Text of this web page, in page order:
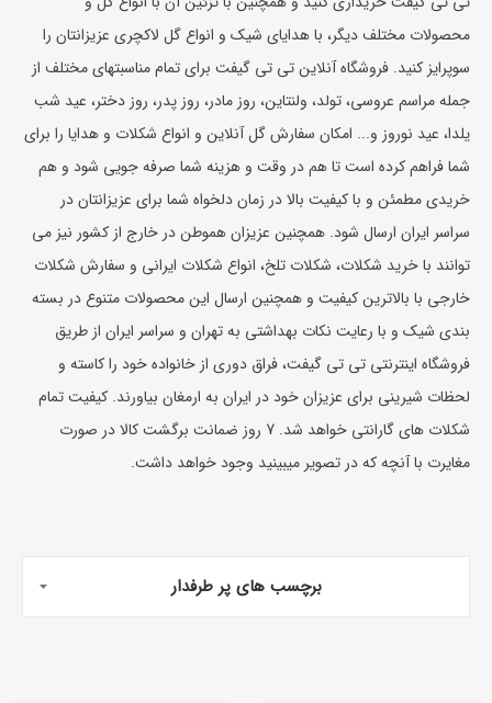
محصولات مختلف دیگر، با هدایای شیک و انواعگل لاکچری عزیزانتان را
سوپرایز کنید. فروشگاه آنلاین تی تی گیفت برای تمام مناسبتهای مختلف از
جمله مراسم عروسی، تولد، ولنتاین، روز مادر، روز پدر، روز دختر، عید شب
یلدا، عید نوروز و... امکان سفارش گل آنلاین و انواع شکلات و هدایا را برای
شما فراهم کرده است تا هم در وقت و هزینه شما صرفه جویی شود و هم
خریدی مطمئن و با کیفیت بالا در زمان دلخواه شما برای عزیزانتان در
سراسر ایران ارسال شود. همچنین عزیزان هموطن در خارج از کشور نیز می
توانند با خرید شکلات، شکلات تلخ، انواع شکلات ایرانی و سفارش شکلات
خارجی با بالاترین کیفیت و همچنین ارسال این محصولات متنوع در بسته
بندی شیک و با رعایت نکات بهداشتی به تهران و سراسر ایران از طریق
فروشگاه اینترنتی تی تی گیفت، فراق دوری از خانواده خود را کاسته و
لحظات شیرینی برای عزیزان خود در ایران به ارمغان بیاورند. کیفیت تمام
شکلات های گارانتی خواهد شد. 7 روز ضمانت برگشت کالا در صورت
مغایرت با آنچه که در تصویر میبینید وجود خواهد داشت.
برچسب های پر طرفدار